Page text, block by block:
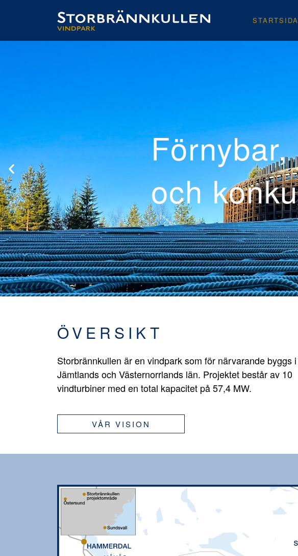
STARTSIDA
ÖVERSIKT
Storbrännkullen är en vindpark som för närvarande byggs i
Jämtlands och Västernorrlands län. Projektet består av 10
vindturbiner med en total kapacitet på 57,4 MW.
VÅR VISION